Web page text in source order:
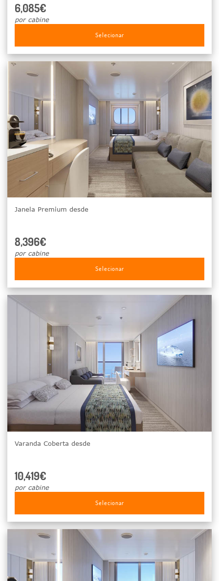
6,085€
por cabine
Selecionar
Janela Premium desde
8,396€
por cabine
Selecionar
Varanda Coberta desde
10,419€
por cabine
Selecionar